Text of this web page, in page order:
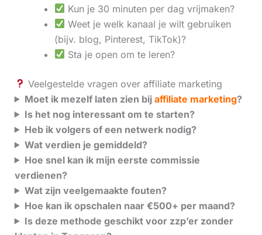
Kun je 30 minuten per dag vrijmaken?
Weet je welk kanaal je wilt gebruiken
(bijv. blog, Pinterest, TikTok)?
Sta je open om te leren?
Veelgestelde vragen over affiliate marketing
Moet ik mezelf laten zien bij affiliate marketing?
Is het nog interessant om te starten?
Heb ik volgers of een netwerk nodig?
Wat verdien je gemiddeld?
Hoe snel kan ik mijn eerste commissie
verdienen?
Wat zijn veelgemaakte fouten?
Hoe kan ik opschalen naar €500+ per maand?
Is deze methode geschikt voor zzp’er zonder